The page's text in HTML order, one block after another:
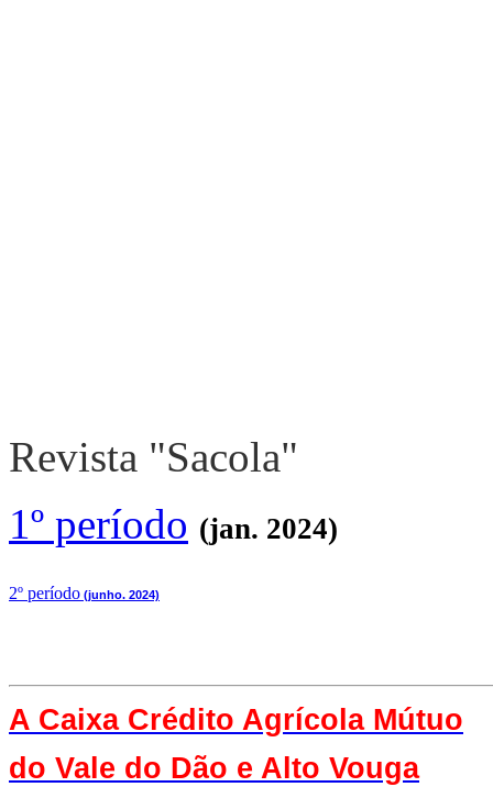
Revista "Sacola"
1º período (jan. 2024)
2º período (junho. 2024)
A Caixa Crédito Agrícola Mútuo
do Vale do Dão e Alto Vouga